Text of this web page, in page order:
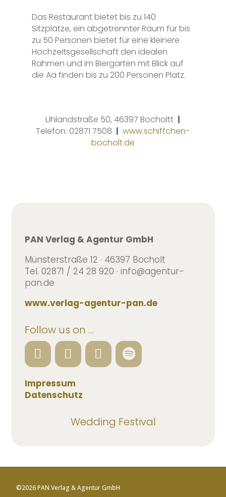
Das Restaurant bietet bis zu 140
Sitzplätze, ein abgetrennter Raum für bis
zu 50 Personen bietet für eine kleinere
Hochzeitsgesellschaft den idealen
Rahmen und im Biergarten mit Blick auf
die Aa finden bis zu 200 Personen Platz.
Uhlandstraße 50, 46397 Bocholtt |
Telefon: 02871 7508 | www.schiffchen-
bocholt.de
PAN Verlag & Agentur GmbH
Münsterstraße 12 · 46397 Bocholt
Tel. 02871 / 24 28 920 · info@agentur-
pan.de
www.verlag-agentur-pan.de
Follow us on …
Impressum
Datenschutz
Wedding Festival
©2026 PAN Verlag & Agentur GmbH